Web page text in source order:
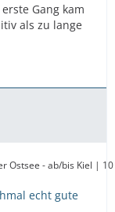
Gang kam
als zu lange
Ostsee - ab/bis Kiel |
echt gute